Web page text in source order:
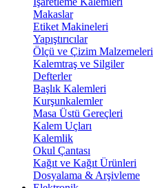
Makaslar
Etiket Makineleri
Yapıştırıcılar
Ölçü ve Çizim Malzemeleri
Kalemtraş ve Silgiler
Defterler
Başlık Kalemleri
Kurşunkalemler
Masa Üstü Gereçleri
Kalem Uçları
Kalemlik
Okul Çantası
Kağıt ve Kağıt Ürünleri
Dosyalama & Arşivleme